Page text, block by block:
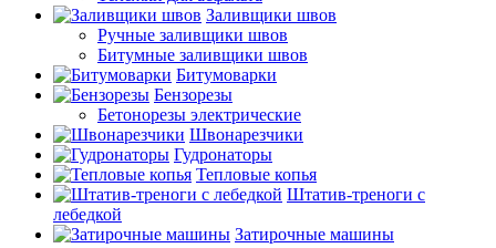
Заливщики швов
Ручные заливщики швов
Битумные заливщики швов
Битумоварки
Бензорезы
Бетонорезы электрические
Швонарезчики
Гудронаторы
Тепловые копья
Штатив-треноги с
лебедкой
Затирочные машины